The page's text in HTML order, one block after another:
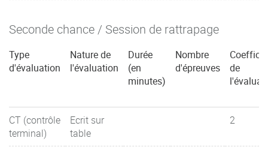
Seconde chance / Session de rattrapage
Type
d'évaluation
Nature de
l'évaluation
Durée
(en
minutes)
Nombre
d'épreuves
de
CT (contrôle
terminal)
Ecrit sur
table
2